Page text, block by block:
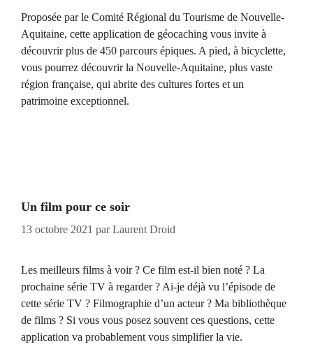
Proposée par le Comité Régional du Tourisme de Nouvelle-
Aquitaine, cette application de géocaching vous invite à
découvrir plus de 450 parcours épiques. A pied, à bicyclette,
vous pourrez découvrir la Nouvelle-Aquitaine, plus vaste
région française, qui abrite des cultures fortes et un
patrimoine exceptionnel.
Un film pour ce soir
13 octobre 2021 parLaurent Droid
Les meilleurs films à voir ? Ce film est-il bien noté ? La
prochaine série TV à regarder ? Ai-je déjà vu l’épisode de
cette série TV ? Filmographie d’un acteur ? Ma bibliothèque
de films ? Si vous vous posez souvent ces questions, cette
application va probablement vous simplifier la vie.